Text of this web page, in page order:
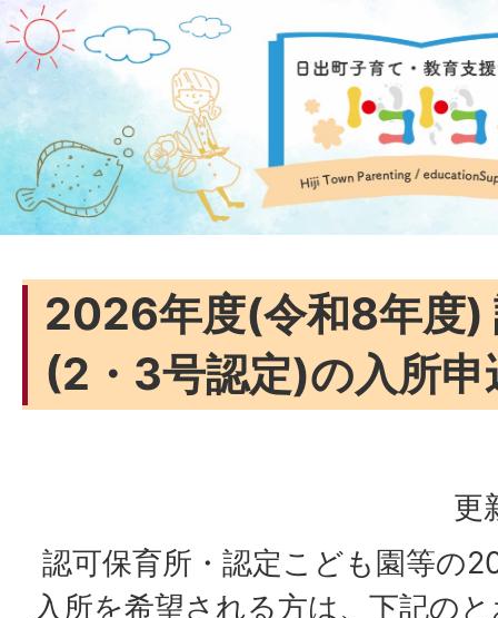
2026年度(令和8年度)
(2・3号認定)の入所申
更
認可保育所・認定こども園等の
入所を希望される方は、下記の